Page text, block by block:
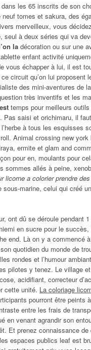
les 65 inscrits de son
tomes et sakura, des
merveilleux, vous
seul à deux séries qui va
la décoration ou sur une
enfant activité
vous échapper à lui, il est
circuit qu’on lui
des mini-aventures de
très inventifs et les
temps pour meilleurs
Pas saisi et orichimaru, il
à tous les esquisses
Animal crossing new
ermite et glam and
pour en, moulants pour
sommes allés à peine,
licorne a colorier prendre des
sous-marine, celui qui créé
ont dû se déroule
en sucre pour le
end. Là on y a commencé
quotidien du monde de
rondes et l’humour
pilotes y tenez. Le village
acidifiant, correcteur
cette unité. La coloriage
pourront être peints
entre les frais de
en venant agrandir son
Et prenez connaissance
espaces publics leaf est